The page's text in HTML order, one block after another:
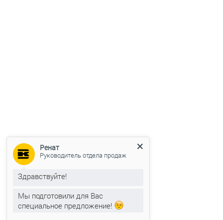
Ренат
Руководитель отдела продаж
Здравствуйте!
Мы подготовили для Вас
специальное предложение!